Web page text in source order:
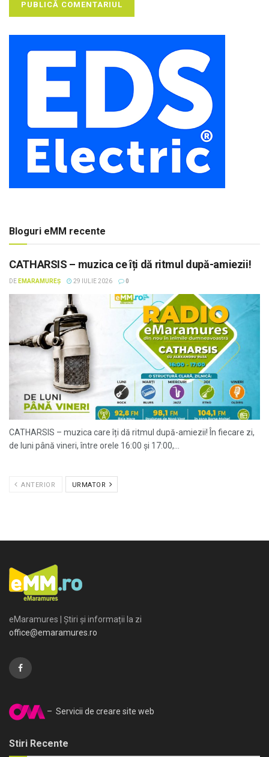
Bloguri eMM recente
CATHARSIS – muzica ce îți dă ritmul după-amiezii!
DE EMARAMUREȘ 29 IULIE 2026 0
CATHARSIS – muzica care îți dă ritmul după-amiezii! În fiecare zi,
de luni până vineri, între orele 16:00 și 17:00,...
ANTERIOR URMATOR
eMaramures | Știri și informații la zi
office@emaramures.ro
– Servicii de creare site web
Stiri Recente